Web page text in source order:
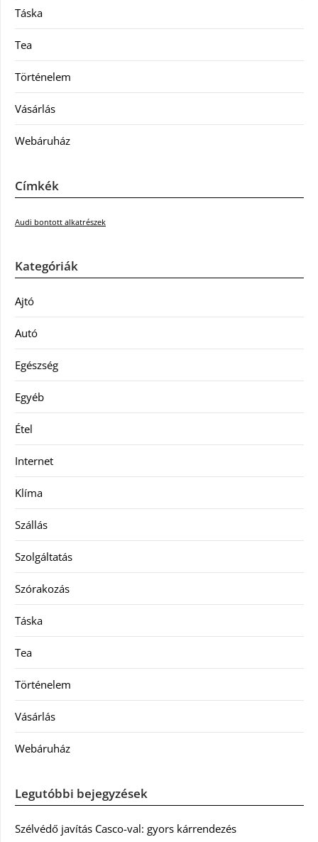
Táska
Tea
Történelem
Vásárlás
Webáruház
Címkék
Audi bontott alkatrészek
Kategóriák
Ajtó
Autó
Egészség
Egyéb
Étel
Internet
Klíma
Szállás
Szolgáltatás
Szórakozás
Táska
Tea
Történelem
Vásárlás
Webáruház
Legutóbbi bejegyzések
Szélvédő javítás Casco-val: gyors kárrendezés